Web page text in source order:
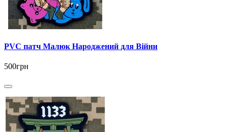
PVC патч Малюк Народжений для Війни
500грн